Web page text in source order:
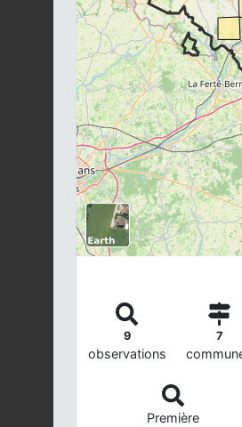
9
observations
7
Première